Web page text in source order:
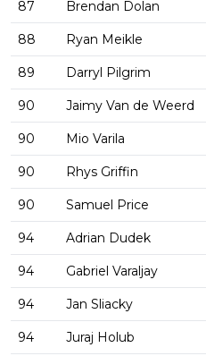
87 Brendan Dolan
88 Ryan Meikle
89 Darryl Pilgrim
90 Jaimy Van de Weerd
90 Mio Varila
90 Rhys Griffin
90 Samuel Price
94 Adrian Dudek
94 Gabriel Varaljay
94 Jan Sliacky
94 Juraj Holub